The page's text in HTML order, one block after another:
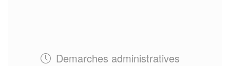
Demarches administratives